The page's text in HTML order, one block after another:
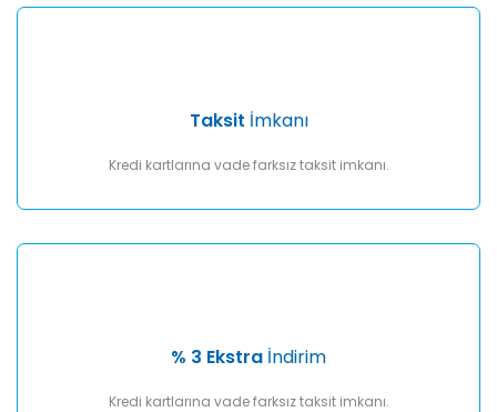
Taksit İmkanı
Kredi kartlarına vade farksız taksit imkanı.
% 3 Ekstra İndirim
Kredi kartlarına vade farksız taksit imkanı.